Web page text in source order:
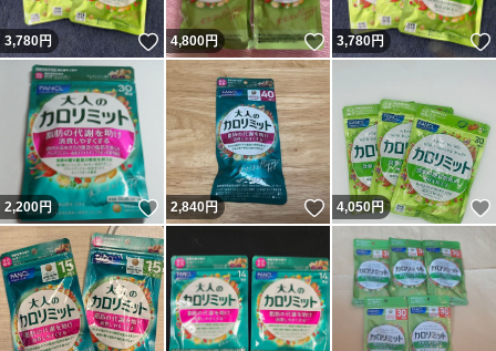
3,780円 いいね！
4,800円 いいね！
3,780円
2,200円 いいね！
2,840円 いいね！
4,050円